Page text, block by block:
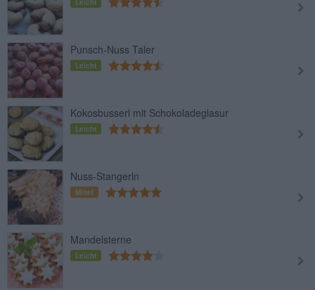
Leicht
Punsch-Nuss Taler
Leicht
Kokosbusserl mit Schokoladeglasur
Leicht
Nuss-Stangerln
Mittel
Mandelsterne
Leicht